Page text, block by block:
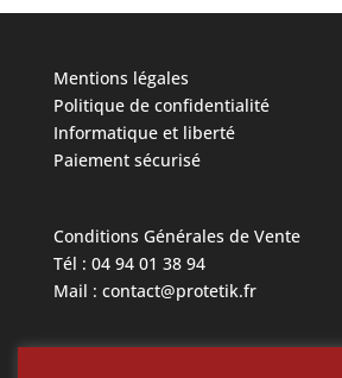
Mentions légales
Politique de confidentialité
Informatique et liberté
Paiement sécurisé
Conditions Générales de Vente
Tél : 04 94 01 38 94
Mail : contact@protetik.fr
Toutes les marques mentionnées ci